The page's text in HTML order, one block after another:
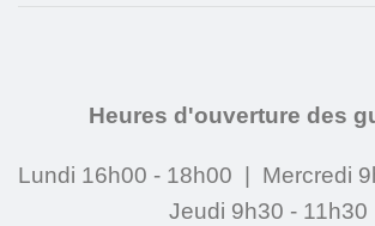
Heures d'ouverture des
Lundi 16h00 - 18h00 | Mercredi
Jeudi 9h30 - 11h30